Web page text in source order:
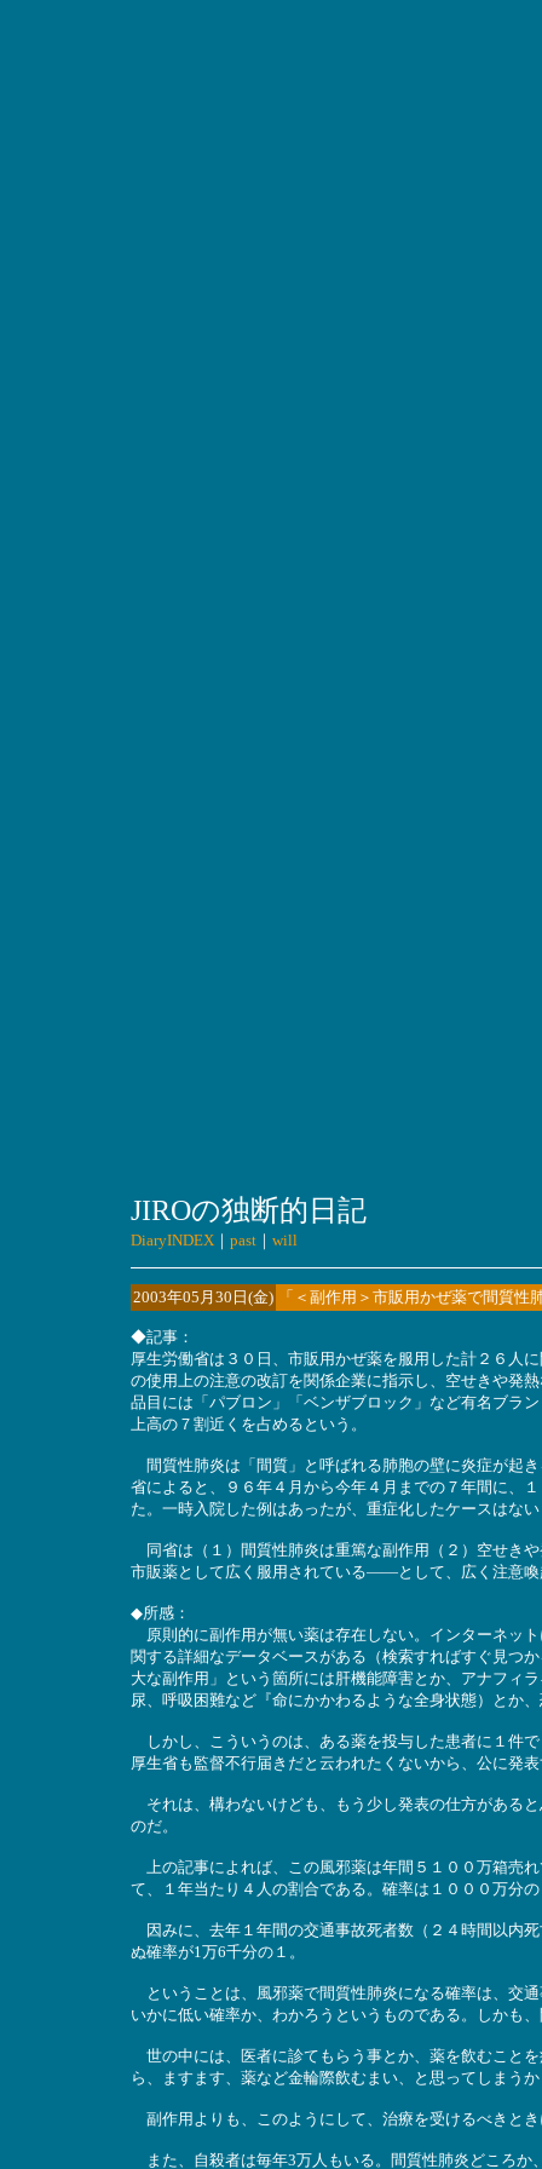
JIROの独断的日記
DiaryINDEX｜ past｜ will
2003年05月30日(金) 「＜副作用＞市販用かぜ薬で間質
◆記事：
厚生労働省は３０日、市販用かぜ薬を服用した計２６人
の使用上の注意の改訂を関係企業に指示し、空せきや発
品目には「パブロン」「ベンザブロック」など有名ブラ
上高の７割近くを占めるという。
間質性肺炎は「間質」と呼ばれる肺胞の壁に炎症が起
省によると、９６年４月から今年４月までの７年間に、
た。一時入院した例はあったが、重症化したケースはな
同省は（１）間質性肺炎は重篤な副作用（２）空せき
市販薬として広く服用されている――として、広く注意喚
◆所感：
原則的に副作用が無い薬は存在しない。インターネッ
関する詳細なデータベースがある（検索すればすぐ見つ
大な副作用」という箇所には肝機能障害とか、アナフィ
尿、呼吸困難など『命にかかわるような全身状態）とか
しかし、こういうのは、ある薬を投与した患者に１件
厚生省も監督不行届きだと云われたくないから、公に発
それは、構わないけども、もう少し発表の仕方がある
のだ。
上の記事によれば、この風邪薬は年間５１００万箱売
て、１年当たり４人の割合である。確率は１０００万分
因みに、去年１年間の交通事故死者数（２４時間以内
ぬ確率が1万6千分の１。
ということは、風邪薬で間質性肺炎になる確率は、交
いかに低い確率か、わかろうというものである。しかも
世の中には、医者に診てもらう事とか、薬を飲むこと
ら、ますます、薬など金輪際飲むまい、と思ってしまう
副作用よりも、このようにして、治療を受けるべきと
また、自殺者は毎年3万人もいる。間質性肺炎どころか